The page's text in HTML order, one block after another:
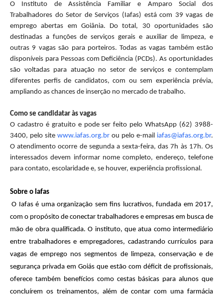
O Instituto de Assistência Familiar e Amparo Social dos
Trabalhadores do Setor de Serviços (Iafas) está com 39 vagas de
emprego abertas em Goiânia. Do total, 30 oportunidades são
destinadas a funções de serviços gerais e auxiliar de limpeza, e
outras 9 vagas são para porteiros. Todas as vagas também estão
disponíveis para Pessoas com Deficiência (PCDs). As oportunidades
são voltadas para atuação no setor de serviços e contemplam
diferentes perfis de candidatos, com ou sem experiência prévia,
ampliando as chances de inserção no mercado de trabalho.
Como se candidatar às vagas
O cadastro é gratuito e pode ser feito pelo WhatsApp (62) 3988-
3400, pelo site www.iafas.org.br ou pelo e-mail iafas@iafas.org.br.
O atendimento ocorre de segunda a sexta-feira, das 7h às 17h. Os
interessados devem informar nome completo, endereço, telefone
para contato, escolaridade e, se houver, experiência profissional.
Sobre o Iafas
O Iafas é uma organização sem fins lucrativos, fundada em 2017,
com o propósito de conectar trabalhadores e empresas em busca de
mão de obra qualificada. O instituto, que atua como intermediário
entre trabalhadores e empregadores, cadastrando currículos para
vagas de emprego nos segmentos de limpeza, conservação e de
segurança privada em Goiás que estão com déficit de profissionais,
oferece também benefícios como cestas básicas para alunos que
concluírem os treinamentos, além de contar com uma farmácia